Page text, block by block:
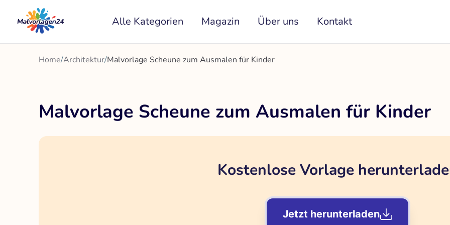
Inhalt
springen
Alle Kategorien Magazin Über uns Kontakt
Home/Architektur/Malvorlage Scheune zum Ausmalen für Kinder
Malvorlage Scheune zum Ausmalen für Kinder
Kostenlose Vorlage
Jetzt herunterladen